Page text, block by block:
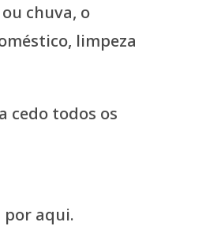
chuva, o
limpeza
cedo todos os
por aqui.